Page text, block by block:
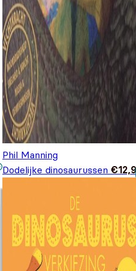
Phil Manning
Dodelijke dinosaurussen €